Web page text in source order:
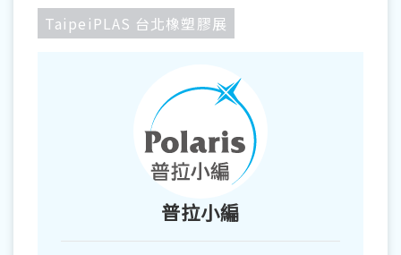
TaipeiPLAS 台北橡塑膠展
普拉小編